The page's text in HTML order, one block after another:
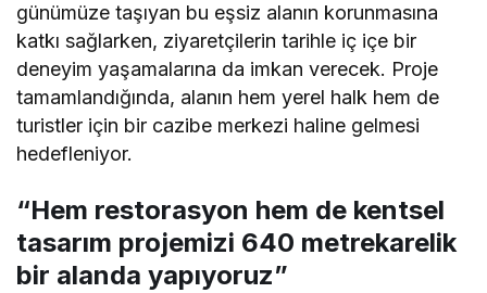
günümüze taşıyan bu eşsiz alanın korunmasına
katkı sağlarken, ziyaretçilerin tarihle iç içe bir
deneyim yaşamalarına da imkan verecek. Proje
tamamlandığında, alanın hem yerel halk hem de
turistler için bir cazibe merkezi haline gelmesi
hedefleniyor.
“Hem restorasyon hem de kentsel
tasarım projemizi 640 metrekarelik
bir alanda yapıyoruz”